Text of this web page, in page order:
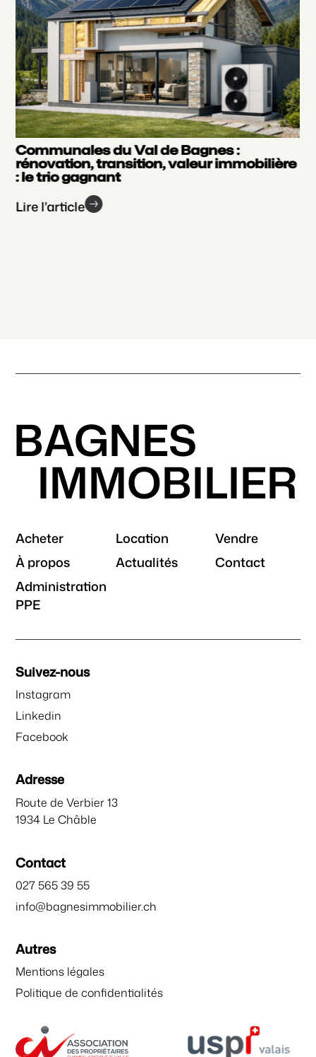
Communales du Val de Bagnes :
rénovation, transition, valeur immobilière
: le trio gagnant
Lire l'article
Acheter Location
Vendre
À propos
Actualités
Contact
Administration
PPE
Suivez-nous
Instagram
Linkedin
Facebook
Adresse
Route de Verbier 13
1934 Le Châble
Contact
027 565 39 55
info@bagnesimmobilier.ch
Autres
Mentions légales
Politique de confidentialités
BAGNES
IMMOBILIER